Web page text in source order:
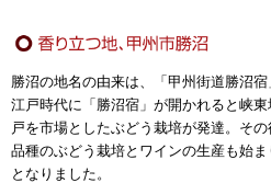
勝沼の地名の由来は、「甲州街道勝沼
江戸時代に「勝沼宿」が開かれると峡
戸を市場としたぶどう栽培が発達。そ
品種のぶどう栽培とワインの生産も始
となりました。